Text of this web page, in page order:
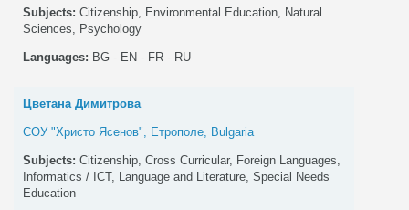
Subjects: Citizenship, Environmental Education, Natural
Sciences, Psychology
Languages: BG - EN - FR - RU
Цветана Димитрова
СОУ "Христо Ясенов", Етрополе, Bulgaria
Subjects: Citizenship, Cross Curricular, Foreign Languages,
Informatics / ICT, Language and Literature, Special Needs
Education